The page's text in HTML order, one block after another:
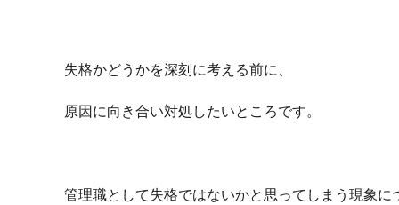
失格かどうかを深刻に考える前に、
原因に向き合い対処したいところです。
管理職として失格ではないかと思ってしまう現象に